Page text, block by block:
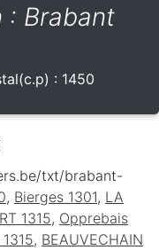
: Brabant
: 1450
txt/brabant-
, Bierges 1301, LA
1315, Opprebais
, BEAUVECHAIN